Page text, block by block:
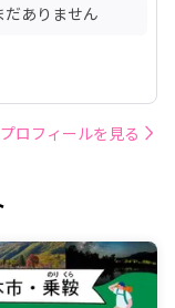
ありません
プロフィールを見る